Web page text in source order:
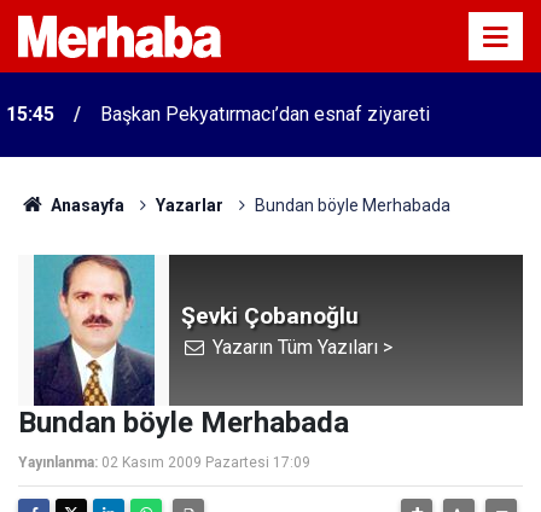
15:45 Başkan Pekyatırmacı’dan esnaf ziyareti
Anasayfa Yazarlar Bundan böyle Merhabada
Şevki Çobanoğlu
Yazarın Tüm Yazıları >
Bundan böyle Merhabada
Yayınlanma: 02 Kasım 2009 Pazartesi 17:09